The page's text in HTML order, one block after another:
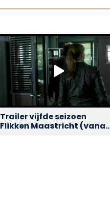
Trailer vijfde seizoen
Flikken Maastricht (vanaf